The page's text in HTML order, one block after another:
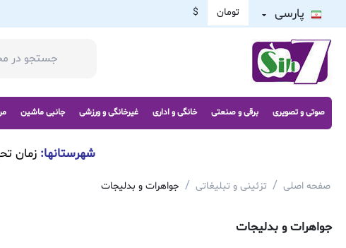
پارسی تومان $
صوتی و تصویری برقی و صنعتی خانگی و اداری غیرخانگی و ورزشی جانبی ماشین
شهرستانها:زمان
صفحه اصلی / تزئینی و تبلیغاتی / جواهرات و بدلیجات
جواهرات و بدلیجات